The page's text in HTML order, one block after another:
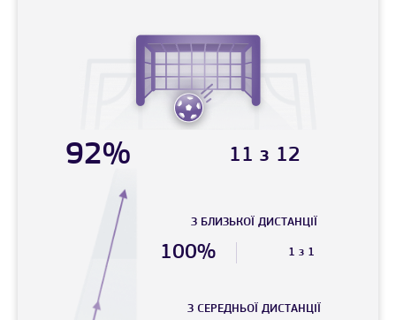
92% 11 з 12
З БЛИЗЬКОЇ ДИСТАНЦIЇ
100% 1 з 1
З СЕРЕДНЬОЇ ДИСТАНЦIЇ